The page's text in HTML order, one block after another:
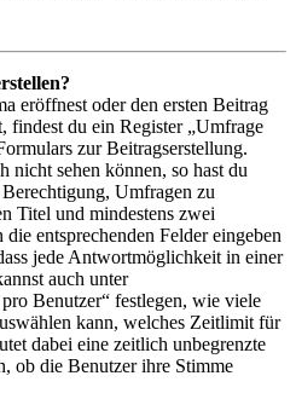
eröffnest oder den ersten Beitrag
findest du ein Register „Umfrage
zur Beitragserstellung.
nicht sehen können, so hast du
Umfragen zu
Titel und mindestens zwei
entsprechenden Felder eingeben
jede Antwortmöglichkeit in einer
auch unter
Benutzer“ festlegen, wie viele
kann, welches Zeitlimit für
dabei eine zeitlich unbegrenzte
ob die Benutzer ihre Stimme